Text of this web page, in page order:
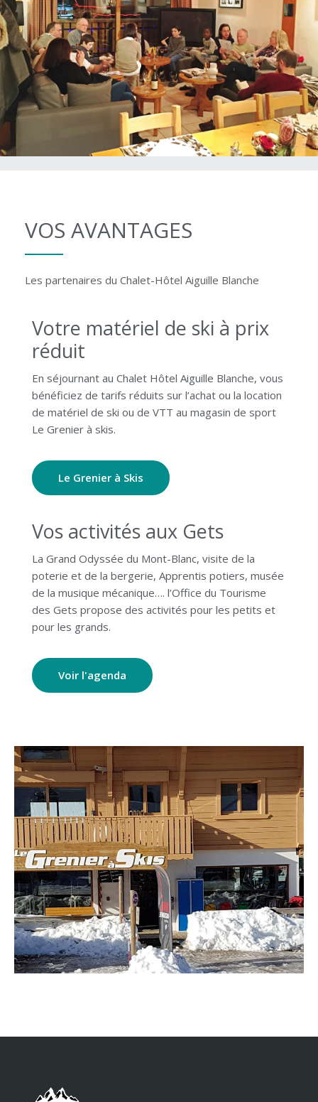
VOS AVANTAGES
Les partenaires du Chalet-Hôtel Aiguille Blanche
Votre matériel de ski à prix
réduit
En séjournant au Chalet Hôtel Aiguille Blanche, vous
bénéficiez de tarifs réduits sur l’achat ou la location
de matériel de ski ou de VTT au magasin de sport
Le Grenier à skis.
Le Grenier à Skis
Vos activités aux Gets
La Grand Odyssée du Mont-Blanc, visite de la
poterie et de la bergerie, Apprentis potiers, musée
de la musique mécanique…. l’Office du Tourisme
des Gets propose des activités pour les petits et
pour les grands.
Voir l'agenda